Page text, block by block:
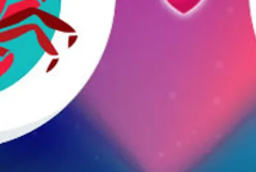
(ประเทศไทย) จำกัด